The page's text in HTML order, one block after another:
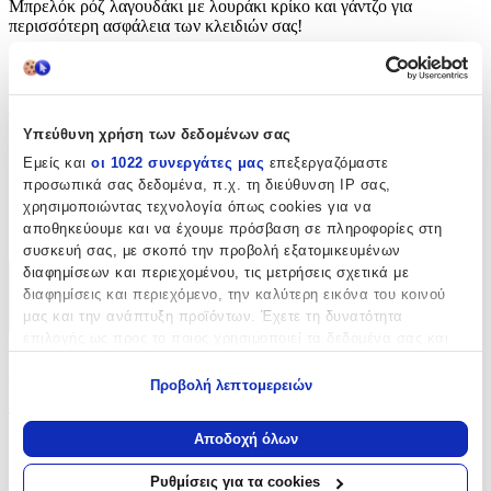
Υπεύθυνη χρήση των δεδομένων σας
Εμείς και οι 1022 συνεργάτες μας επεξεργαζόμαστε
προσωπικά σας δεδομένα, π.χ. τη διεύθυνση IP σας,
χρησιμοποιώντας τεχνολογία όπως cookies για να
αποθηκεύουμε και να έχουμε πρόσβαση σε πληροφορίες στη
συσκευή σας, με σκοπό την προβολή εξατομικευμένων
διαφημίσεων και περιεχομένου, τις μετρήσεις σχετικά με
διαφημίσεις και περιεχόμενο, την καλύτερη εικόνα του κοινού
μας και την ανάπτυξη προϊόντων. Έχετε τη δυνατότητα
Να συλλέξουμε πληροφορίες σχετικά με τη γεωγραφική
σας τοποθεσία, οι οποίες μπορεί να είναι ακριβείς σε
απόσταση μερικών μέτρων
Προβολή λεπτομερειών
Αποδοχή όλων
Ρυθμίσεις για τα cookies
Μπρελόκ ρόζ λαγουδάκι με λουράκι κρίκο και γάντζο για
περισσότερη ασφάλεια των κλειδιών σας!
Χαρακτηριστικά
Μπρελόκ
Κατασκευαστής:
OEM
Χαρακτηριστικά
+
Χαρακτηριστικά
Τύπος:
Μπρελόκ